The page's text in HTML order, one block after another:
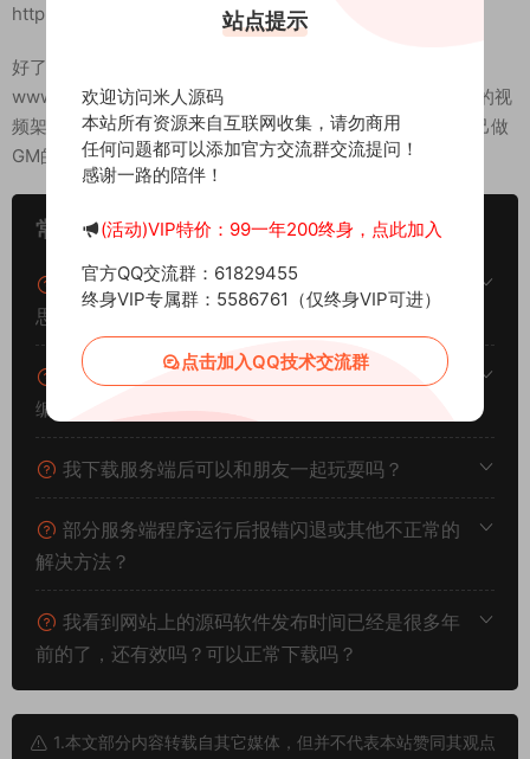
http://192.168.2.166:81
好了，其他功能就自行测试吧。更多的游戏资源可以访问
www.MiR6.com下载，我们每款游戏资源均单独制作了独立的视
频架设教程，让小白也可以快速上手游戏架设，快来体验自己做
GM的乐趣吧！
常见问题
架设系统、游戏平台、架设难度分别代表什么意
思？
什么叫一键安装？什么叫手工架设？什么叫源码
编译？
我下载服务端后可以和朋友一起玩耍吗？
部分服务端程序运行后报错闪退或其他不正常的
解决方法？
我看到网站上的源码软件发布时间已经是很多年
前的了，还有效吗？可以正常下载吗？
1.本文部分内容转载自其它媒体，但并不代表本站赞同其观点
站点提示
欢迎访问米人源码
本站所有资源来自互联网收集，请勿商用
任何问题都可以添加官方交流群交流提问！
感谢一路的陪伴！
(活动)VIP特价：99一年200终身，点此加入
官方QQ交流群：61829455
终身VIP专属群：5586761（仅终身VIP可进）
点击加入QQ技术交流群